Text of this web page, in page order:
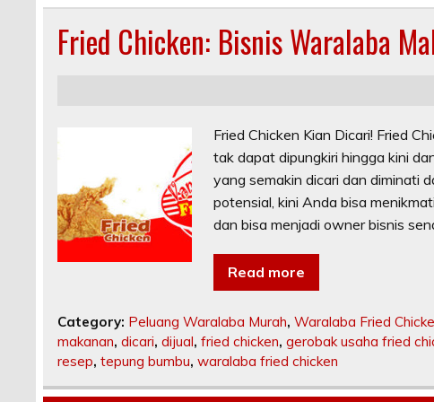
Fried Chicken: Bisnis Waralaba
Fried Chicken Kian Dicari! Fried
tak dapat dipungkiri hingga kini
yang semakin dicari dan diminati
potensial, kini Anda bisa
dan bisa menjadi owner bisnis
Read more
Category: Peluang Waralaba Murah,Waralaba Fried
makanan,dicari,dijual,fried chicken,gerobak usaha fried
resep,tepung bumbu,waralaba fried chicken